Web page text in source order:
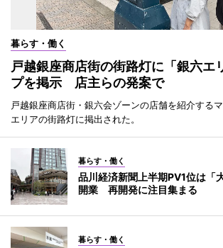
暮らす・働く
戸越銀座商店街の街路灯に「銀六エ
プを掲示 店主らの発案で
戸越銀座商店街・銀六会ゾーンの店舗を紹介する
エリアの街路灯に掲出された。
暮らす・働く
品川経済新聞上半期PV1位は「
開業 再開発に注目集まる
暮らす・働く